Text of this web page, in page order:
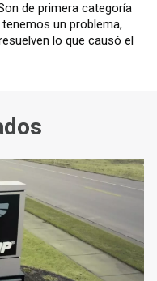
de primera categoría
un problema,
lo que causó el